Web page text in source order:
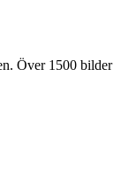
Över 1500 bilder